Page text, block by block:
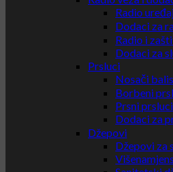
Radio
Dodaci za
Radio i
Dodaci za
Prsluci
Nosači
Borbeni
Prsni prsluci
Dodaci za
Džepovi
Džepovi za